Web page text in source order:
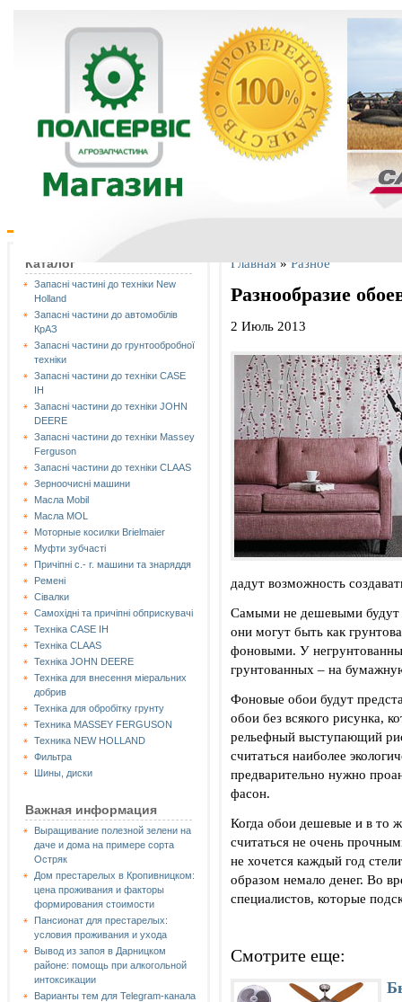
Каталог
Запасні частині до техніки New
Holland
Запасні частини до автомобілів
КрАЗ
Запасні частини до грунтообробної
техніки
Запасні частини до техніки CASE
IH
Запасні частини до техніки JOHN
DEERE
Запасні частини до техніки Massey
Ferguson
Запасні частини до техніки СLAAS
Зерноочисні машини
Масла Mobil
Масла MOL
Моторные косилки Brielmaier
Муфти зубчасті
Причіпні с.- г. машини та знаряддя
Ремені
Сівалки
Самохідні та причіпні обприскувачі
Техніка CASE IH
Техніка CLAAS
Техніка JOHN DEERE
Техніка для внесення міеральних
добрив
Техніка для обробітку грунту
Техника MASSEY FERGUSON
Техника NEW HOLLAND
Фильтра
Шины, диски
Важная информация
Выращивание полезной зелени на
даче и дома на примере сорта
Остряк
Дом престарелых в Кропивницком:
цена проживания и факторы
формирования стоимости
Пансионат для престарелых:
условия проживания и ухода
Вывод из запоя в Дарницком
районе: помощь при алкогольной
интоксикации
Варианты тем для Telegram-канала
Главная»Разное
Разнообразие
2 Июль 2013
дадут возможность
Самыми не дешевыми будут
они могут быть как
фоновыми. У
грунтованных – на
Фоновые обои будут
обои без всякого рисунка,
рельефный выступающий
считаться наиболее
предварительно нужно
фасон.
Когда обои дешевые и в то
считаться не очень
не хочется каждый год
образом немало денег. Во
специалистов, которые
Смотрите еще: